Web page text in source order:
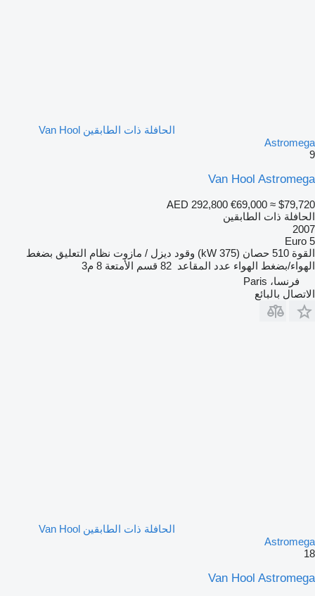
الحافلة ذات الطابقين Van Hool
Astromega
9
Van Hool Astromega
AED 292,800 €69,000 ≈ $79,720
الحافلة ذات الطابقين
2007
Euro 5
القوة 510 حصان (375 kW) وقود ديزل / مازوت نظام التعليق بضغط
الهواء/بضغط الهواء عدد المقاعد 82 قسم الأمتعة 8 م3
فرنسا، Paris
الاتصال بالبائع
الحافلة ذات الطابقين Van Hool
Astromega
18
Van Hool Astromega